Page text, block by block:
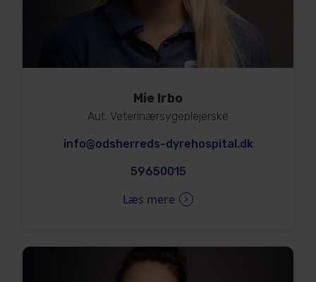
Mie Irbo
Aut. Veterinærsygeplejerske
info@odsherreds-dyrehospital.dk
59650015
Læs mere